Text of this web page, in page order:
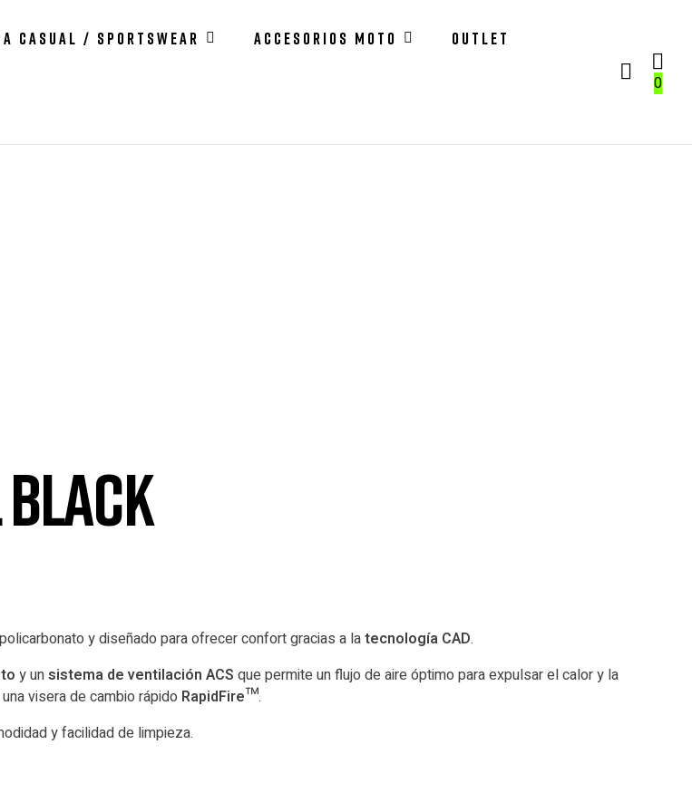
CASUAL / SPORTSWEAR ACCESORIOS MOTO OUTLET
0
y diseñado para ofrecer confort gracias a latecnología CAD.
y unsistema de ventilación ACS que permite un flujo de aire óptimo para expulsar el calor y la
visera de cambio rápido RapidFire™.
y facilidad de limpieza.